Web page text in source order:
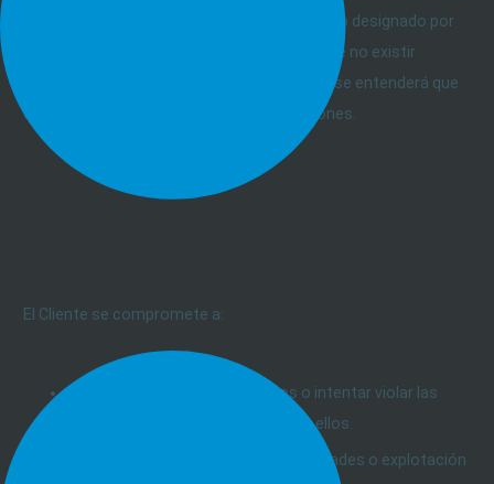
debe enviar un correo electrónico al ejecutivo designado por
ARSAT para proceder a la baja del servicio. De no existir
manifestación dentro del plazo estipulado, se entenderá que
el Cliente ha aceptado las nuevas condiciones.
El Cliente se compromete a:
No acceder a datos restringidos o intentar violar las
barreras de seguridad para llegar a ellos.
No realizar búsquedas de vulnerabilidades o explotación